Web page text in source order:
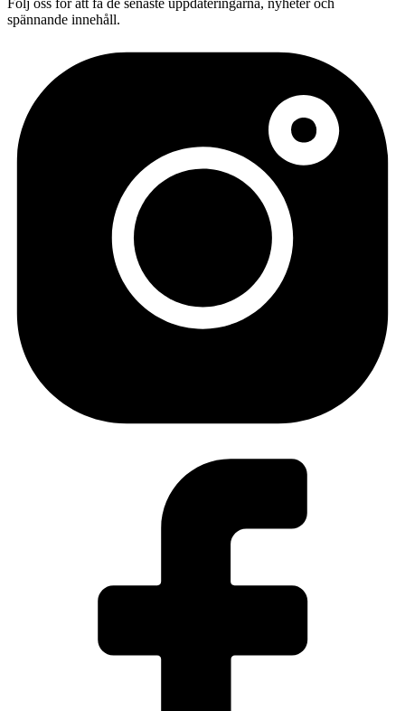
spännande innehåll.